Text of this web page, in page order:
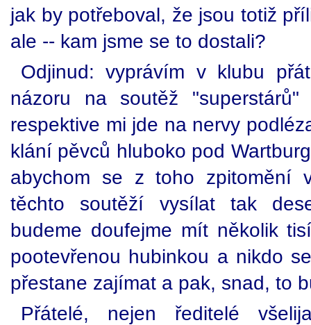
jak by potřeboval, že jsou totiž
ale -- kam jsme se to dostali?
Odjinud: vyprávím v klubu
názoru na soutěž
respektive mi jde na nervy
klání pěvců hluboko pod
abychom se z toho zpitomění
těchto soutěží vysílat tak
budeme doufejme mít několik
pootevřenou hubinkou a nikdo
přestane zajímat a pak, snad, to
Přátelé, nejen ředitelé